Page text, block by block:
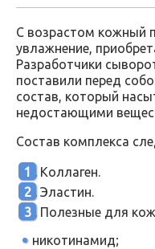
С возрастом кожный
увлажнение,
Разработчики
поставили перед
состав, который
недостающими
Состав комплекса
Коллаген.
Эластин.
Полезные для
никотинамид;